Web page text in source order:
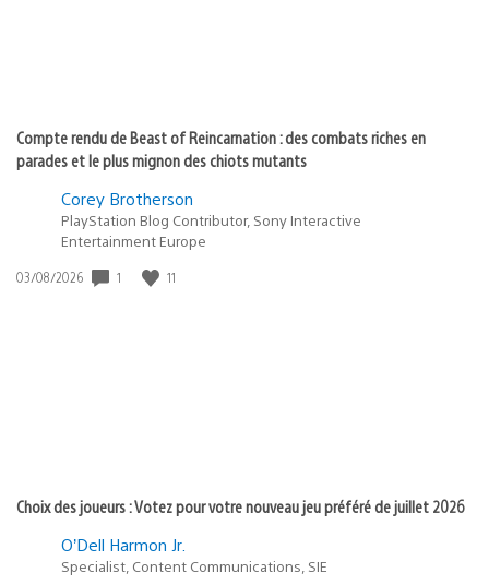
Compte rendu de Beast of Reincarnation : des combats riches en
parades et le plus mignon des chiots mutants
Corey Brotherson
PlayStation Blog Contributor, Sony Interactive
Entertainment Europe
Date
03/08/2026 1 11
Choix des joueurs : Votez pour votre nouveau jeu préféré de juillet 2026
O’Dell Harmon Jr.
Specialist, Content Communications, SIE